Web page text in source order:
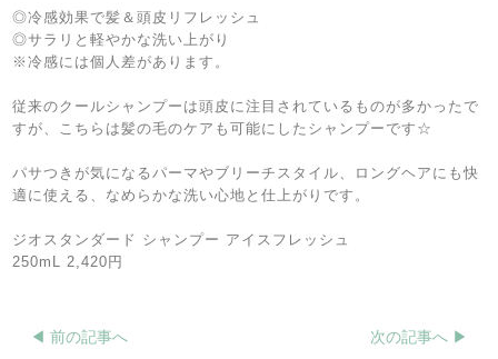
◎冷感効果で髪＆頭皮リフレッシュ
◎サラリと軽やかな洗い上がり
※冷感には個人差があります。
従来のクールシャンプーは頭皮に注目されているものが多かったで
すが、こちらは髪の毛のケアも可能にしたシャンプーです☆
パサつきが気になるパーマやブリーチスタイル、ロングヘアにも快
適に使える、なめらかな洗い心地と仕上がりです。
ジオスタンダード シャンプー アイスフレッシュ
250mL 2,420円
◀︎ 前の記事へ 次の記事へ ▶︎